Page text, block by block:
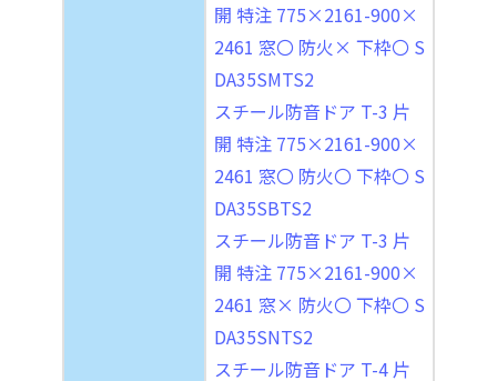
開 特注 775×2161-900×
2461 窓〇 防火× 下枠〇 S
DA35SMTS2
スチール防音ドア T-3 片
開 特注 775×2161-900×
2461 窓〇 防火〇 下枠〇 S
DA35SBTS2
スチール防音ドア T-3 片
開 特注 775×2161-900×
2461 窓× 防火〇 下枠〇 S
DA35SNTS2
スチール防音ドア T-4 片